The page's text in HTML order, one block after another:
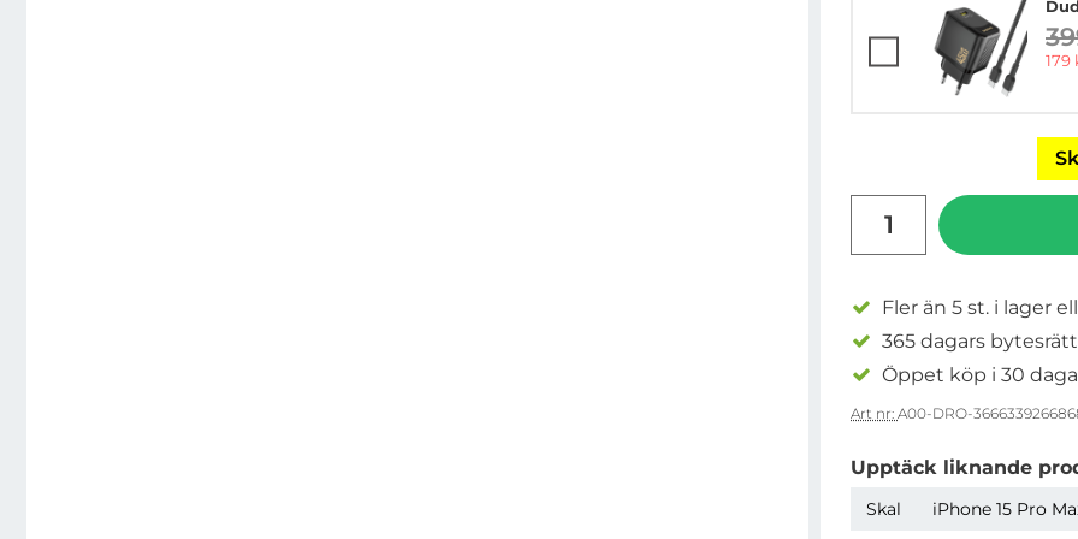
rea
179
Fler än 5 st. i lager
365 dagars bytesrätt
Öppet köp i 30
Art nr: A00-DRO-
Upptäck liknande
Skal iPhone 15 Pro